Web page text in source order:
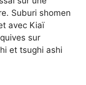
Suburi shomen
avec Kiaï
sur
et tsughi ashi